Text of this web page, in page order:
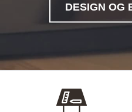
DESIGN OG